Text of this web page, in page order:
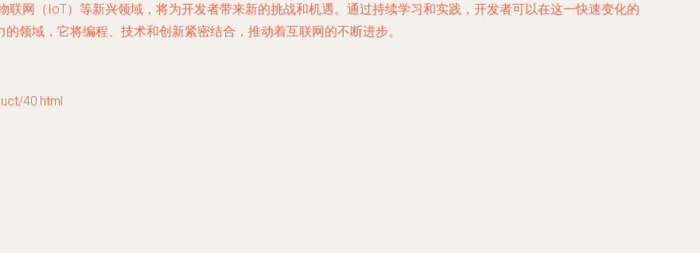
网（IoT）等新兴领域，将为开发者带来新的挑战和机遇。通过持续学习和实践，开发者可以在这一快速变化的
领域，它将编程、技术和创新紧密结合，推动着互联网的不断进步。
40.html